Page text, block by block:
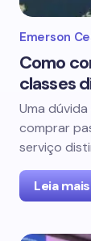
Emerson
Como
classes
Uma
comprar
serviço
Leia mais